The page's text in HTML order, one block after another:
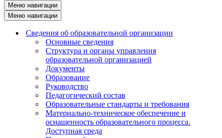
Меню навигации
Меню навигации
Сведения об образовательной организации
Основные сведения
Структура и органы управления
образовательной организацией
Документы
Образование
Руководство
Педагогический состав
Образовательные стандарты и требования
Материально-техническое обеспечение и
оснащенность образовательного процесса.
Доступная среда